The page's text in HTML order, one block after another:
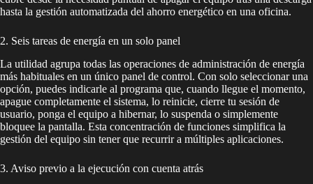
hasta la gestión automatizada del ahorro energético en una oficina.
2. Seis tareas de energía en un solo panel
La utilidad agrupa todas las operaciones de administración de energía
más habituales en un único panel de control. Con solo seleccionar una
opción, puedes indicarle al programa que, cuando llegue el momento,
apague completamente el sistema, lo reinicie, cierre tu sesión de
usuario, ponga el equipo a hibernar, lo suspenda o simplemente
bloquee la pantalla. Esta concentración de funciones simplifica la
gestión del equipo sin tener que recurrir a múltiples aplicaciones.
3. Aviso previo a la ejecución con cuenta atrás